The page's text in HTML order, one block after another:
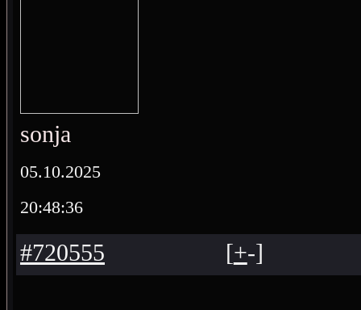
sonja
05.10.2025
20:48:36
#720555 [+-]